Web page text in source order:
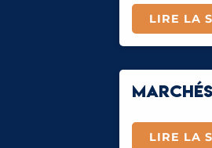
LIRE LA
LIRE LA